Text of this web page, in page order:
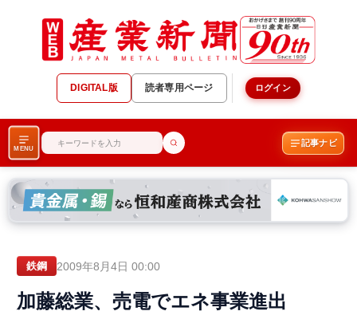
DIGITAL版 読者専用ページ ログイン
MENU
記事ナビ
鉄鋼 2009年8月4日 00:00
加藤総業、売電でエネ事業進出